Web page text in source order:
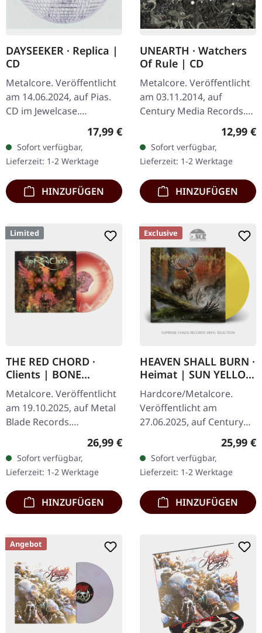
DAYSEEKER · Replica |
CD
Metalcore. Veröffentlicht
am 14.06.2024, auf Pias.
CD im Jewelcase.
Dayseeker reduzieren auf
"Replica" alles auf den
emotionalen Kern und
verwandeln…
Regulärer Preis:
17,99 €
Sofort verfügbar,
Lieferzeit: 1-2 Werktage
HINZUFÜGEN
UNEARTH · Watchers
Of Rule | CD
Metalcore. Veröffentlicht
am 03.11.2014, auf
Century Media Records.
Intro 0:44 Instrumental
The Swarm 3:25 Lifetime
In Ruins 4:12 From The
Tombs Of…
12,99 €
Sofort verfügbar,
Lieferzeit: 1-2 Werktage
HINZUFÜGEN
Limited
THE RED CHORD ·
Clients | BONE
OXBLOOD MERGE LP
Metalcore. Veröffentlicht
am 19.10.2025, auf Metal
Blade Records.
Beige/Dunkelrotes Vinyl
mit "Merge"-Effekt im
Gatefold-Cover mit 6-
seitigem Insert…
Regulärer Preis:
26,99 €
Sofort verfügbar,
Lieferzeit: 1-2 Werktage
HINZUFÜGEN
Exclusive
HEAVEN SHALL BURN ·
Heimat | SUN YELLOW
LP
Hardcore/Metalcore.
Veröffentlicht am
27.06.2025, auf Century
Transparentes Sonnen-
Gelb Vinyl, Indie-Exklusiv!
„Heimat“ ist eine…
25,99 €
Sofort verfügbar,
Lieferzeit: 1-2 Werktage
HINZUFÜGEN
Angebot